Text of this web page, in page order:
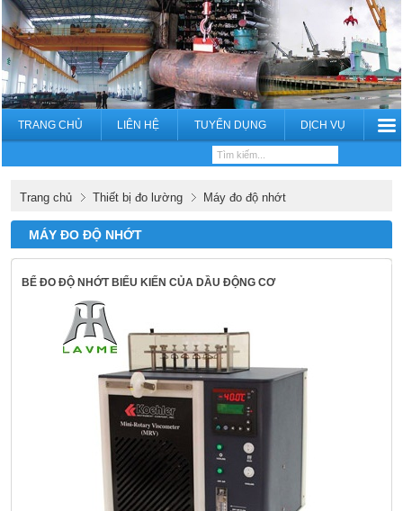
TRANG CHỦ LIÊN HỆ TUYỂN DỤNG DỊCH VỤ
Trang chủ Thiết bị đo lường Máy đo độ nhớt
MÁY ĐO ĐỘ NHỚT
BỂ ĐO ĐỘ NHỚT BIỂU KIẾN CỦA DẦU ĐỘNG CƠ